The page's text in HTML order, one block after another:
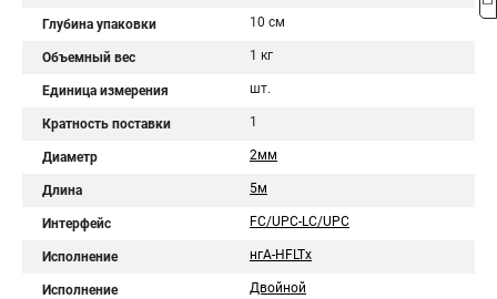
Глубина упаковки 10 см
Объемный вес 1 кг
Единица измерения шт.
Кратность поставки 1
Диаметр 2мм
Длина 5м
Интерфейс FC/UPC-LC/UPC
Исполнение нгA-HFLTx
Исполнение Двойной